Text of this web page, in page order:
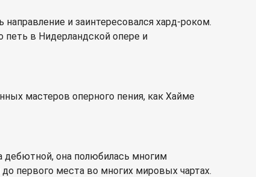
и заинтересовался хард-роком.
в Нидерландской опере и
мастеров оперного пения, как Хайме
дебютной, она полюбилась многим
первого места во многих мировых чартах.